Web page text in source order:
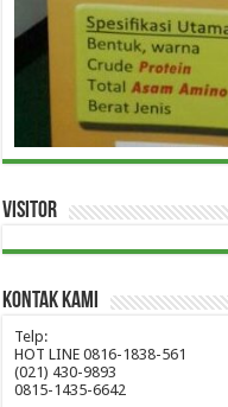
Visitor
Kontak Kami
Telp:
HOT LINE 0816-1838-561
(021) 430-9893
0815-1435-6642